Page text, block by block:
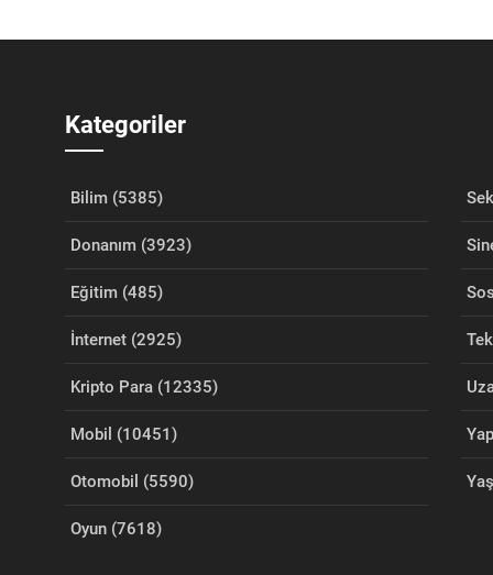
Kategoriler
Bilim (5385)
Donanım (3923)
Eğitim (485)
İnternet (2925)
Kripto Para (12335)
Mobil (10451)
Otomobil (5590)
Oyun (7618)